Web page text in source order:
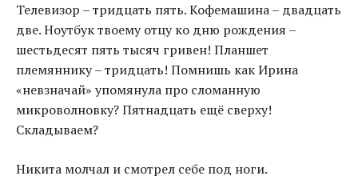
Телевизор – тридцать пять. Кофемашина – двадцать
две. Ноутбук твоему отцу ко дню рождения –
шестьдесят пять тысяч гривен! Планшет
племяннику – тридцать! Помнишь как Ирина
«невзначай» упомянула про сломанную
микроволновку? Пятнадцать ещё сверху!
Складываем?
Никита молчал и смотрел себе под ноги.